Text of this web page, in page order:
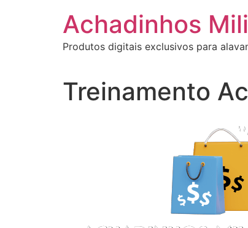
Achadinhos
Produtos digitais exclusivos para
Treinamento